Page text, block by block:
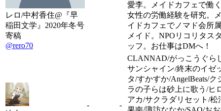
レロ/中村香住@『早
稲田文学』2020年冬号
寄稿
@rero70
愛李。メイドカフェで働
女性の労働経験を研究。
イドカフェでノマド会所
メイド。NPOリコリタス
ッフ。お仕事はDMへ！
- -
CLANNAD/がっこうぐら
サンシャイン/終末のイゼ
タ/すかすか/AngelBeats/ク
ラの子らは砂上に歌う/ヒ
アカ/サクラダリセット/松